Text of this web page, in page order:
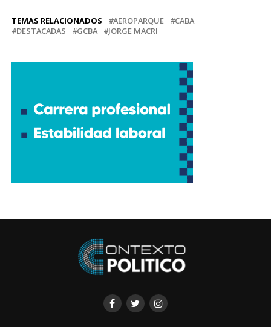
TEMAS RELACIONADOS AEROPARQUE
CABA
DESTACADAS
GCBA JORGE MACRI